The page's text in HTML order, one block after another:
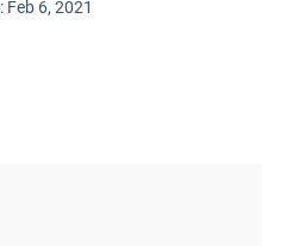
: Feb 6, 2021